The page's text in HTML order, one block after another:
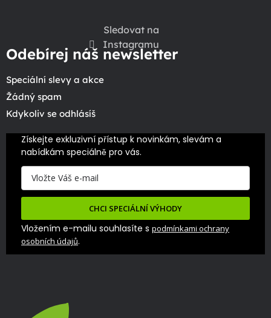
Sledovat na
Instagramu
Odebírej náš newsletter
Speciální slevy a akce
Žádný spam
Kdykoliv se odhlásíš
Získejte exkluzivní přístup k novinkám, slevám a
nabídkám speciálně pro vás.
CHCI SPECIÁLNÍ VÝHODY
Vložením e-mailu souhlasíte s podmínkami ochrany
osobních údajů.